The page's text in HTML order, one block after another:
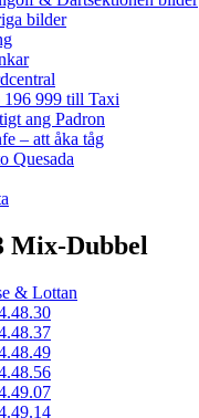
bilder
196 999 till Taxi
ang Padron
– att åka tåg
Quesada
Mix-Dubbel